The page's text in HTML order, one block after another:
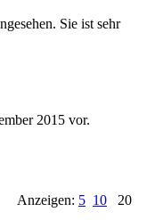
Sie ist sehr
2015 vor.
Anzeigen: 5 10 20